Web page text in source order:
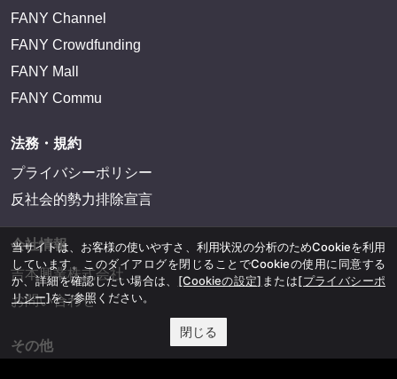
FANY Channel
FANY Crowdfunding
FANY Mall
FANY Commu
法務・規約
プライバシーポリシー
反社会的勢力排除宣言
会社情報
吉本興業株式会社
お問い合わせ
その他
当サイトは、お客様の使いやすさ、利用状況の分析のためCookieを利用
しています。このダイアログを閉じることでCookieの使用に同意する
か、詳細を確認したい場合は、 [Cookieの設定] または[プライバシーポ
リシー]をご参照ください。
閉じる